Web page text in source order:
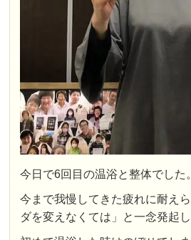
今日で6回目の温浴と整体でした。
今まで我慢してきた疲れに耐え
ダを変えなくては」と一念発起